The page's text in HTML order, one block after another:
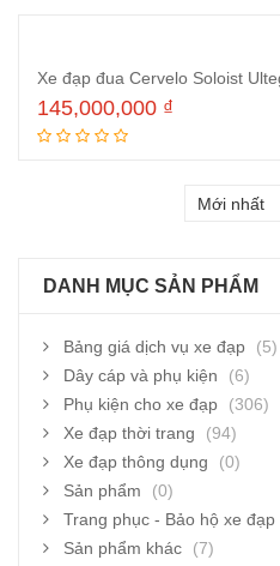
Xe đạp đua Cervelo Soloist
145,000,000 ₫
DANH MỤC SẢN PHẨM
Bảng giá dịch vụ xe đạp
(5)
Dây cáp và phụ kiện
(6)
Phụ kiện cho xe đạp
(306)
Xe đạp thời trang
(94)
Xe đạp thông dụng
(0)
Sản phẩm
(0)
Trang phục - Bảo hộ xe đạp
Sản phẩm khác
(7)